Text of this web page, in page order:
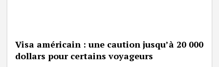
Visa américain : une caution jusqu’à 20 000
dollars pour certains voyageurs